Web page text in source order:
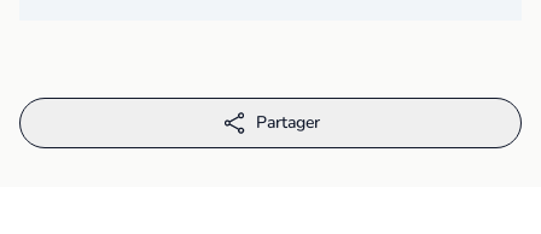
Partager